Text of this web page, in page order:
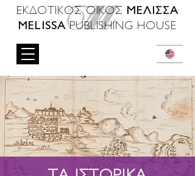
ΕΚΔΟΤΙΚΟΣ ΟΙΚΟΣ ΜΕΛΙΣΣΑ
MELISSAPUBLISHING HOUSE